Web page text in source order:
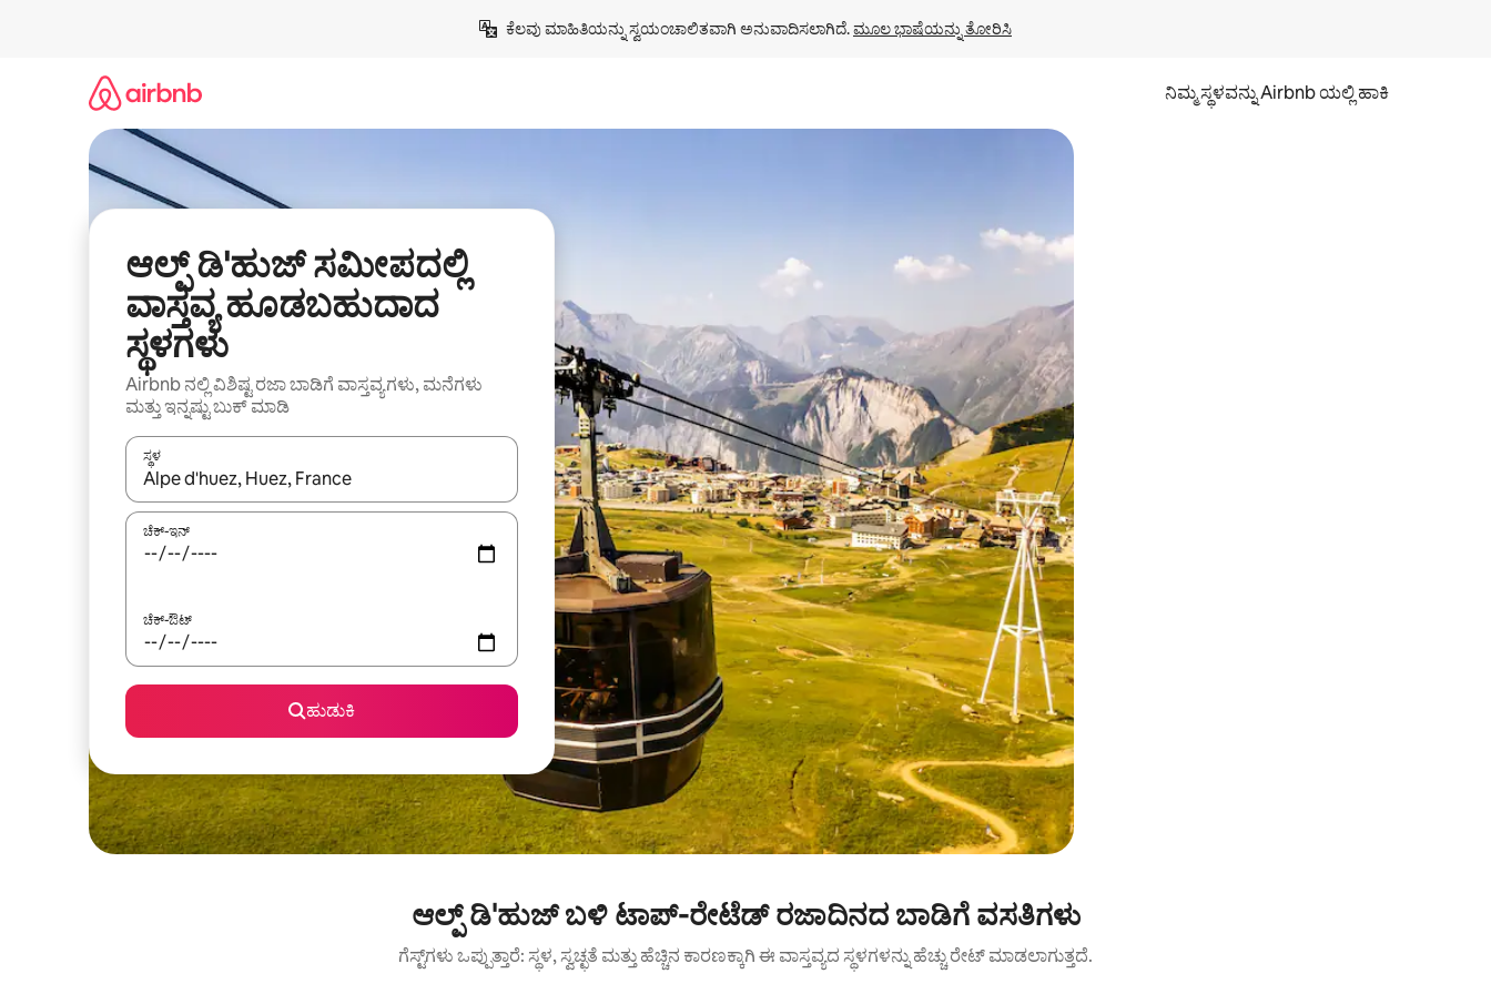
ಕೆಲವು ಮಾಹಿತಿಯನ್ನು ಸ್ವಯಂಚಾಲಿತವಾಗಿ ಅನುವಾದಿಸಲಾಗಿದೆ. ಮೂಲ ಭಾಷೆಯನ್ನು ತೋರಿಸಿ
ನಿಮ್ಮ ಸ್ಥಳವನ್ನು Airbnb ಯಲ್ಲಿ ಹಾಕಿ
ಆಲ್ಪ್ ಡಿ'ಹುಜ್ ಸಮೀಪದಲ್ಲಿ
ವಾಸ್ತವ್ಯ ಹೂಡಬಹುದಾದ
ಸ್ಥಳಗಳು
Airbnb ನಲ್ಲಿ ವಿಶಿಷ್ಟ ರಜಾ ಬಾಡಿಗೆ ವಾಸ್ತವ್ಯಗಳು, ಮನೆಗಳು
ಮತ್ತು ಇನ್ನಷ್ಟು ಬುಕ್ ಮಾಡಿ
ಸ್ಥಳ
ಫಲಿತಾಂಶಗಳು ಲಭ್ಯವಿರುವಾಗ, ಅಪ್ ಮತ್ತು ಡೌನ್ ಬಾಣದ ಕೀಲಿಗಳೊಂದಿಗೆ ನ್ಯಾವಿಗೇಟ್ ಮಾಡಿ ಅಥವಾ ಸ್ಪರ್ಶ ಅಥವಾ ಸ್ವೈಪ್ ಗೆಸ್ಚರ್‌ಗಳ ಮೂಲಕ ಅನ್ವೇಷಿಸಿ.
ಚೆಕ್-ಇನ್
ಚೆಕ್-ಔಟ್
ಹುಡುಕಿ
ಆಲ್ಪ್ ಡಿ'ಹುಜ್ ಬಳಿ ಟಾಪ್-ರೇಟೆಡ್ ರಜಾದಿನದ ಬಾಡಿಗೆ ವಸತಿಗಳು
ಗೆಸ್ಟ್‌ಗಳು ಒಪ್ಪುತ್ತಾರೆ: ಸ್ಥಳ, ಸ್ವಚ್ಛತೆ ಮತ್ತು ಹೆಚ್ಚಿನ ಕಾರಣಕ್ಕಾಗಿ ಈ ವಾಸ್ತವ್ಯದ ಸ್ಥಳಗಳನ್ನು ಹೆಚ್ಚು ರೇಟ್ ಮಾಡಲಾಗುತ್ತದೆ.